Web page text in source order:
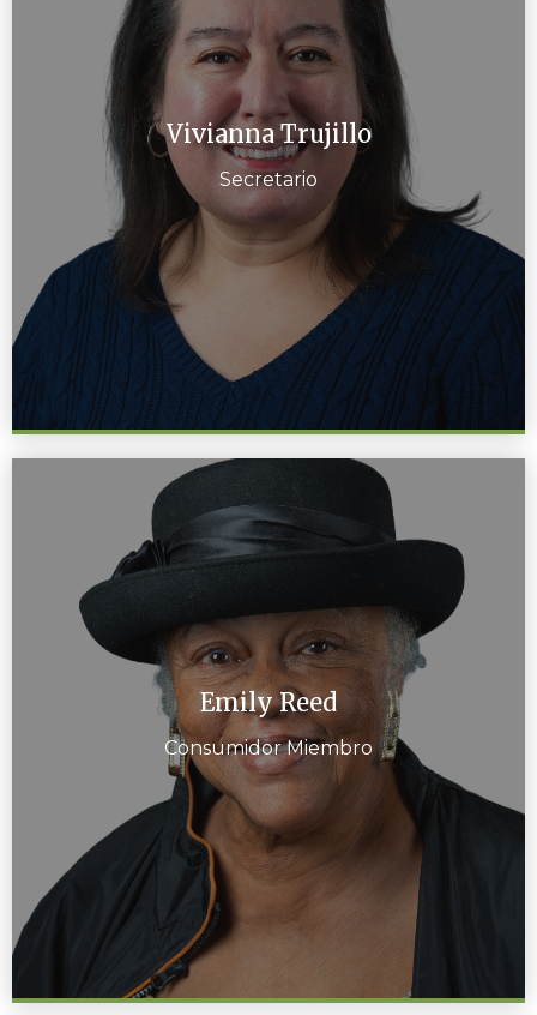
Vivianna Trujillo
Secretario
Emily Reed
Consumidor Miembro